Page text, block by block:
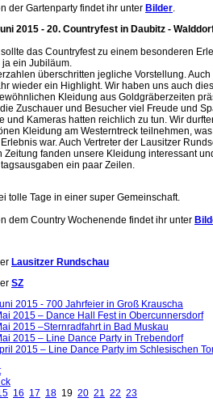
der Gartenparty findet ihr unter Bilder.
2015 - 20. Countryfest in Daubitz -
das Countryfest zu einem besonderen
ein Jubiläum.
überschritten jegliche Vorstellung. Auch
wieder ein Highlight. Wir haben uns auch
Kleidung aus Goldgräberzeiten
Zuschauer und Besucher viel Freude und
und Kameras hatten reichlich zu tun. Wir
Kleidung am Westerntreck teilnehmen,
war. Auch Vertreter der Lausitzer
Zeitung fanden unsere Kleidung interessant
ein paar Zeilen.
tolle Tage in einer super Gemeinschaft.
dem Country Wochenende findet ihr unter
Lausitzer Rundschau
SZ
2015 - 700 Jahrfeier in Groß Krauscha
2015 – Dance Hall Fest in Obercunnersdorf
2015 –Sternradfahrt in Bad Muskau
2015 – Line Dance Party in Trebendorf
2015 – Line Dance Party im Schlesischen
16 17 18 19 20 21 22 23